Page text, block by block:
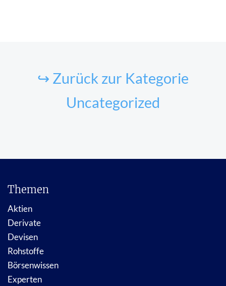
↪ Zurück zur Kategorie
Uncategorized
Themen
Aktien
Derivate
Devisen
Rohstoffe
Börsenwissen
Experten